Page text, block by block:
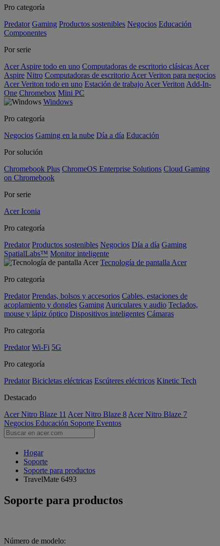
Pro categoría
Predator Gaming Productos sostenibles Negocios Educación
Componentes
Por serie
Acer Aspire todo en uno Computadoras de escritorio clásicas Acer
Aspire Nitro Computadoras de escritorio Acer Veriton para negocios
Acer Veriton todo en uno Estación de trabajo Acer Veriton Add-In-
One Chromebox Mini PC
Windows
Pro categoría
Negocios Gaming en la nube Día a día Educación
Por solución
Chromebook Plus ChromeOS Enterprise Solutions Cloud Gaming
on Chromebook
Por serie
Acer Iconia
Pro categoría
Predator Productos sostenibles Negocios Día a día Gaming
SpatialLabs™ Monitor inteligente
Tecnología de pantalla Acer
Pro categoría
Predator Prendas, bolsos y accesorios Cables, estaciones de
acoplamiento y dongles Gaming Auriculares y audio Teclados,
mouse y lápiz óptico Dispositivos inteligentes Cámaras
Pro categoría
Predator Wi-Fi 5G
Pro categoría
Predator Bicicletas eléctricas Escúteres eléctricos Kinetic Tech
Destacado
Acer Nitro Blaze 11 Acer Nitro Blaze 8 Acer Nitro Blaze 7
Negocios Educación Soporte Eventos
Hogar
Soporte
Soporte para productos
TravelMate 6493
Soporte para productos
Número de modelo: